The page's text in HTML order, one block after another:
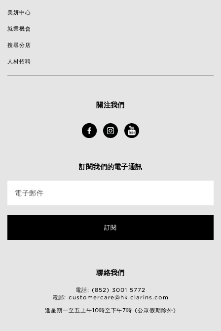
美妍中心
就業機會
搜尋分店
人材招聘
關注我們
訂閱我們的電子通訊
電子郵件
訂閱
聯絡我們
電話: (852) 3001 5772
電郵: customercare@hk.clarins.com
逢星期一至五上午10時至下午7時 (公眾假期除外)